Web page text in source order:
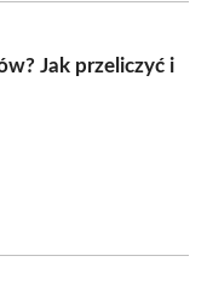
Jak przeliczyć i